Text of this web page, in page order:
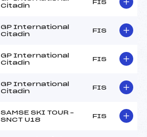
Citadin
FIS
GP International
Citadin
FIS
GP International
Citadin
FIS
GP International
Citadin
FIS
SAMSE SKI TOUR –
SNCT U18
FIS